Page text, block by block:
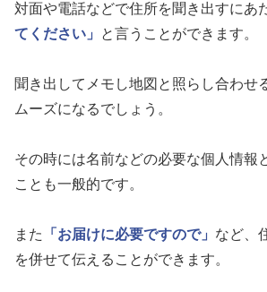
対面や電話などで住所を聞き出すにあ
てください」
と言うことができます。
聞き出してメモし地図と照らし合わせ
ムーズになるでしょう。
その時には名前などの必要な個人情報
ことも一般的です。
また 「お届けに必要ですので」 など、
を併せて伝えることができます。